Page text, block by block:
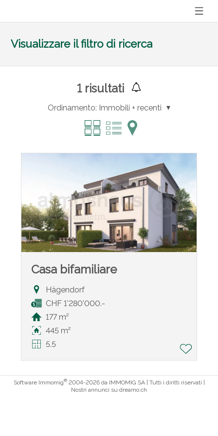
Visualizzare il filtro di ricerca
1risultati
Ordinamento: Immobili + recenti
Casa bifamiliare
Hägendorf
CHF 1'280'000.-
177 m²
445 m²
5.5
Software Immomig®2004-2026 da IMMOMIG SA | Tutti i diritti riservati |
Nostri annunci su dreamo.ch